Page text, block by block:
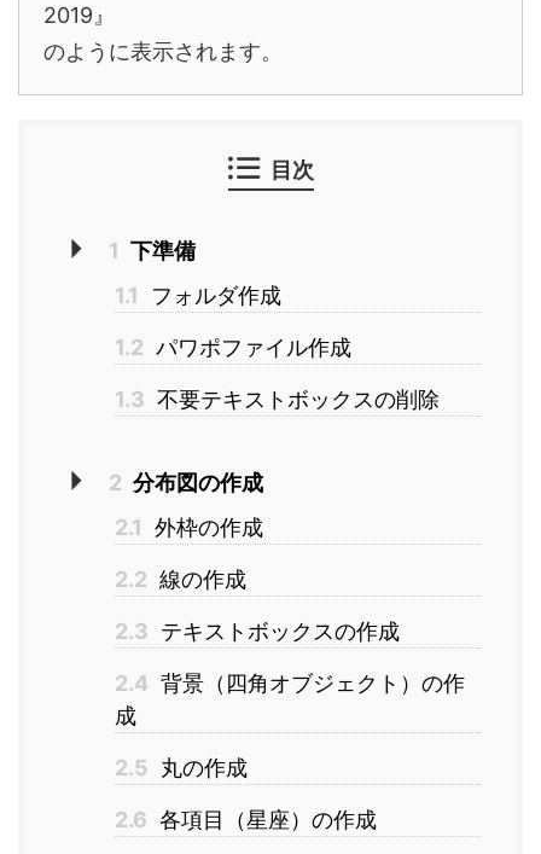
2019』
のように表示されます。
目次
1 下準備
1.1
フォルダ作成
1.2 パワポファイル作成
1.3 不要テキストボックスの削除
2 分布図の作成
2.1 外枠の作成
2.2 線の作成
2.3 テキストボックスの作成
2.4 背景（四角オブジェクト）の作
成
2.5 丸の作成
2.6 各項目（星座）の作成